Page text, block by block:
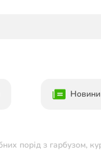
Новини
порід з гарбузом,